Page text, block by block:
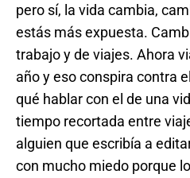
pero sí, la vida cambia,
estás más expuesta.
trabajo y de viajes. Ahora
año y eso conspira contra
qué hablar con el de una
tiempo recortada entre
alguien que escribía a
con mucho miedo porque